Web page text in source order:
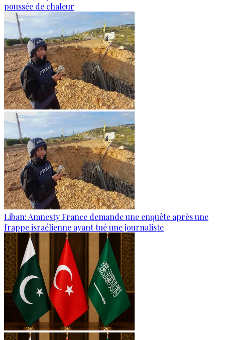
poussée de chaleur
Liban: Amnesty France demande une enquête après une
frappe israélienne ayant tué une journaliste